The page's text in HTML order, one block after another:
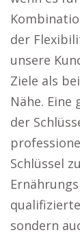
der
unsere
Ziele als
Nähe.
der
Schlüssel
sondern